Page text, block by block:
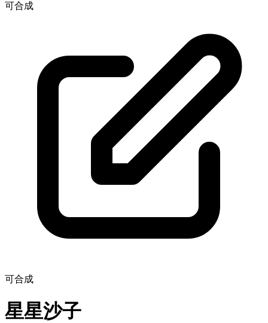
可合成
可合成
星星沙子